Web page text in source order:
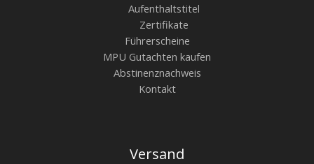
Aufenthaltstitel
Zertifikate
Führerscheine
MPU Gutachten kaufen
Abstinenznachweis
Kontakt
Versand